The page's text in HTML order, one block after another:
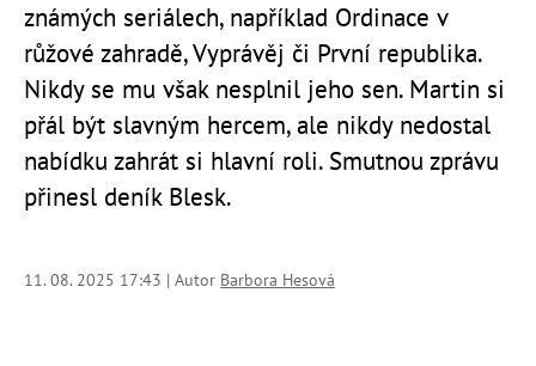
známých seriálech, například Ordinace v
růžové zahradě, Vyprávěj či První republika.
Nikdy se mu však nesplnil jeho sen. Martin si
přál být slavným hercem, ale nikdy nedostal
nabídku zahrát si hlavní roli. Smutnou zprávu
přinesl deník Blesk.
11. 08. 2025 17:43 | Autor Barbora Hesová